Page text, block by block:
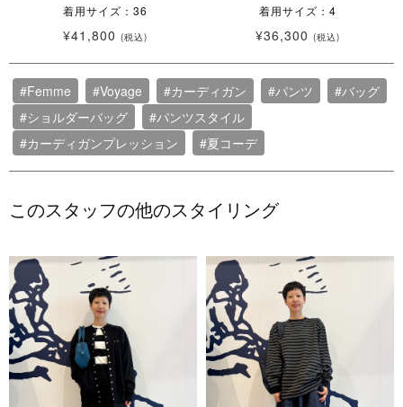
着用サイズ：36
¥41,800 (税込)
着用サイズ：4
¥36,300 (税込)
#Femme #Voyage #カーディガン #パンツ
#バッグ
#ショルダーバッグ
#パンツスタイル
#カーディガンプレッション
#夏コーデ
このスタッフの他のスタイリング